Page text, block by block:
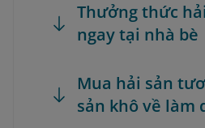
Thưởng thức
ngay tại nhà bè
Mua hải sản
sản khô về làm